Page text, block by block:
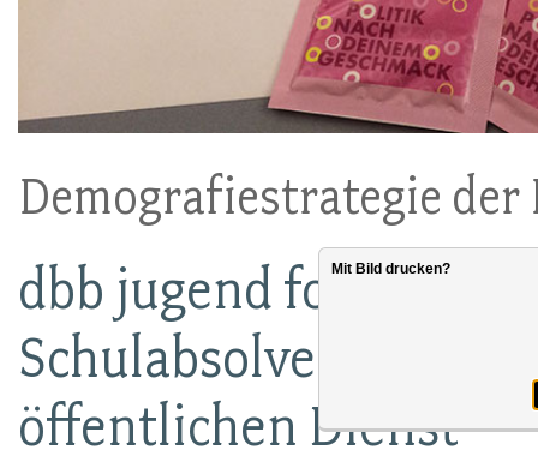
Demografiestrategie der
dbb jugend fordert
Schulabsolventen
öffentlichen Dienst
Mit Bild drucken?